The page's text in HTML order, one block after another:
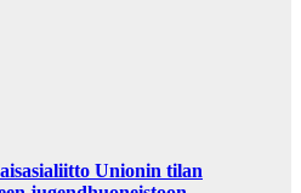
Unionin tilan